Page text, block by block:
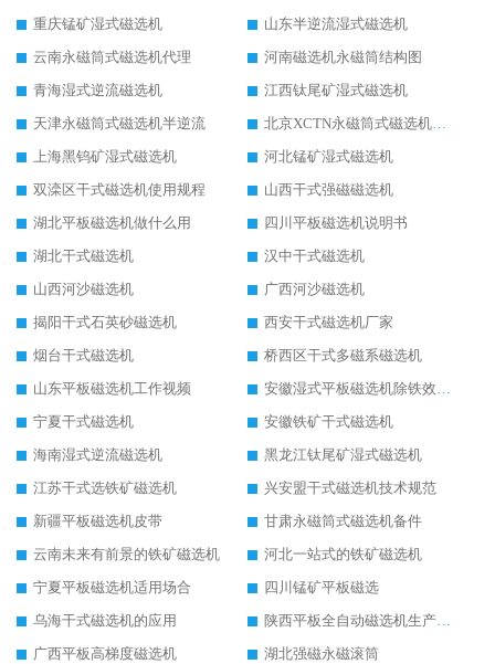
重庆锰矿湿式磁选机
山东半逆流湿式磁选机
云南永磁筒式磁选机代理
河南磁选机永磁筒结构图
青海湿式逆流磁选机
江西钛尾矿湿式磁选机
天津永磁筒式磁选机半逆流
北京XCTN永磁筒式磁选机磁块位置
上海黑钨矿湿式磁选机
河北锰矿湿式磁选机
双滦区干式磁选机使用规程
山西干式强磁磁选机
湖北平板磁选机做什么用
四川平板磁选机说明书
湖北干式磁选机
汉中干式磁选机
山西河沙磁选机
广西河沙磁选机
揭阳干式石英砂磁选机
西安干式磁选机厂家
烟台干式磁选机
桥西区干式多磁系磁选机
山东平板磁选机工作视频
安徽湿式平板磁选机除铁效果怎么样
宁夏干式磁选机
安徽铁矿干式磁选机
海南湿式逆流磁选机
黑龙江钛尾矿湿式磁选机
江苏干式选铁矿磁选机
兴安盟干式磁选机技术规范
新疆平板磁选机皮带
甘肃永磁筒式磁选机备件
云南未来有前景的铁矿磁选机
河北一站式的铁矿磁选机
宁夏平板磁选机适用场合
四川锰矿平板磁选
乌海干式磁选机的应用
陕西平板全自动磁选机生产厂家
广西平板高梯度磁选机
湖北强磁永磁滚筒